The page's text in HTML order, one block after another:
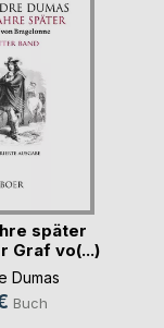
später
Graf vo(...)
Dumas
Buch